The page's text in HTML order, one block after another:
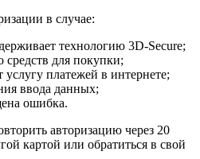
в случае:
технологию 3D-Secure;
средств для покупки;
платежей в интернете;
ввода данных;
ошибка.
авторизацию через 20
картой или обратиться в свой